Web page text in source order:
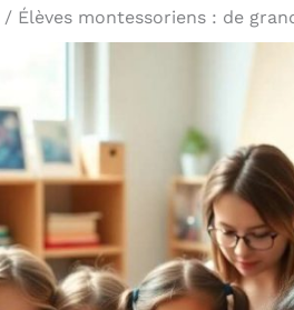
Élèves montessoriens : de